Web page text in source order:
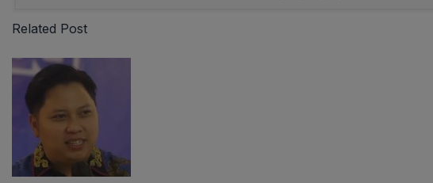
Related Post